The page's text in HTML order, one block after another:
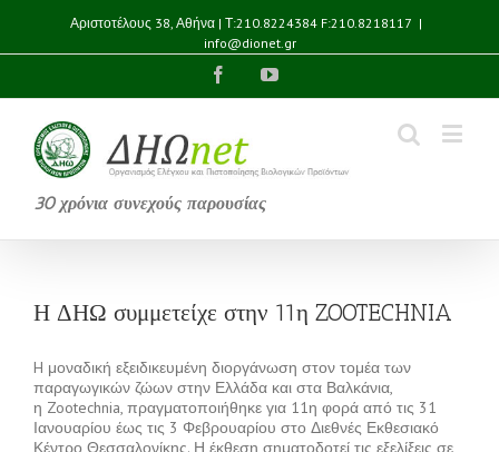
Αριστοτέλους 38, Αθήνα | Τ:210.8224384 F:210.8218117 |
info@dionet.gr
FacebookYouTube
30 χρόνια συνεχούς παρουσίας
Η ΔΗΩ συμμετείχε στην 11η ZOOTECHNIA
H μοναδική εξειδικευμένη διοργάνωση στον τομέα των
παραγωγικών ζώων στην Ελλάδα και στα Βαλκάνια,
η Zootechnia, πραγματοποιήθηκε για 11η φορά από τις 31
Ιανουαρίου έως τις 3 Φεβρουαρίου στο Διεθνές Εκθεσιακό
Κέντρο Θεσσαλονίκης. Η έκθεση σηματοδοτεί τις εξελίξεις σε